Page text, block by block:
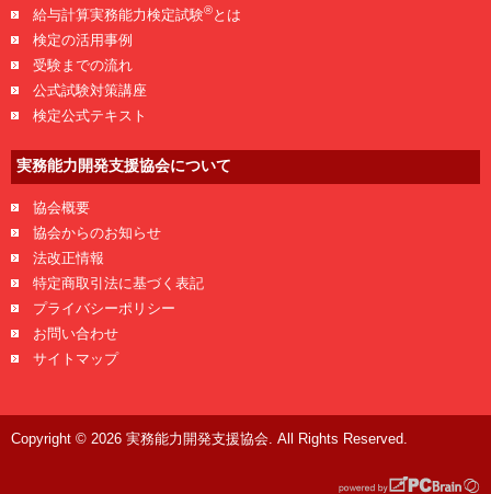
給与計算実務能力検定試験®とは
検定の活用事例
受験までの流れ
公式試験対策講座
検定公式テキスト
実務能力開発支援協会について
協会概要
協会からのお知らせ
法改正情報
特定商取引法に基づく表記
プライバシーポリシー
お問い合わせ
サイトマップ
Copyright © 2026 実務能力開発支援協会. All Rights Reserved.